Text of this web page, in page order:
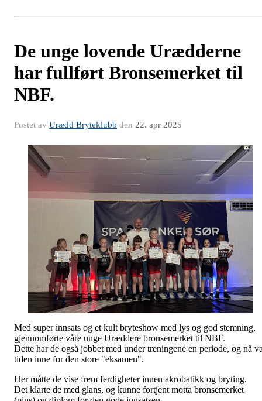
De unge lovende Urædderne
har fullført Bronsemerket til
NBF.
Postet av Urædd Bryteklubb den 22. apr 2025
Med super innsats og et kult bryteshow med lys og god stemning,
gjennomførte våre unge Uræddere bronsemerket til NBF.
Dette har de også jobbet med under treningene en periode, og nå
tiden inne for den store "eksamen".
Her måtte de vise frem ferdigheter innen akrobatikk og bryting.
Det klarte de med glans, og kunne fortjent motta bronsemerket